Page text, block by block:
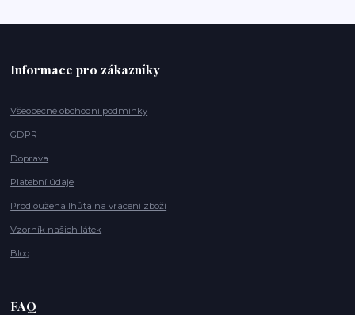
Informace pro zákazníky
Všeobecné obchodní podmínky
GDPR
Doprava
Platební údaje
Prodloužená lhůta na vrácení zboží
Vzorník našich látek
Blog
FAQ